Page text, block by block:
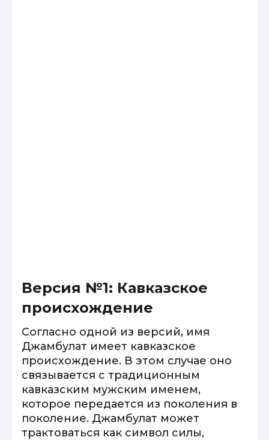
Версия №1: Кавказское
происхождение
Согласно одной из версий, имя
Джамбулат имеет кавказское
происхождение. В этом случае оно
связывается с традиционным
кавказским мужским именем,
которое передается из поколения в
поколение. Джамбулат может
трактоваться как символ силы,